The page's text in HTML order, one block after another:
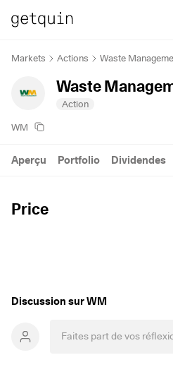
Markets Actions Waste
Waste
Action
WM
Price
Aperçu Portfolio Dividendes
Discussion sur WM